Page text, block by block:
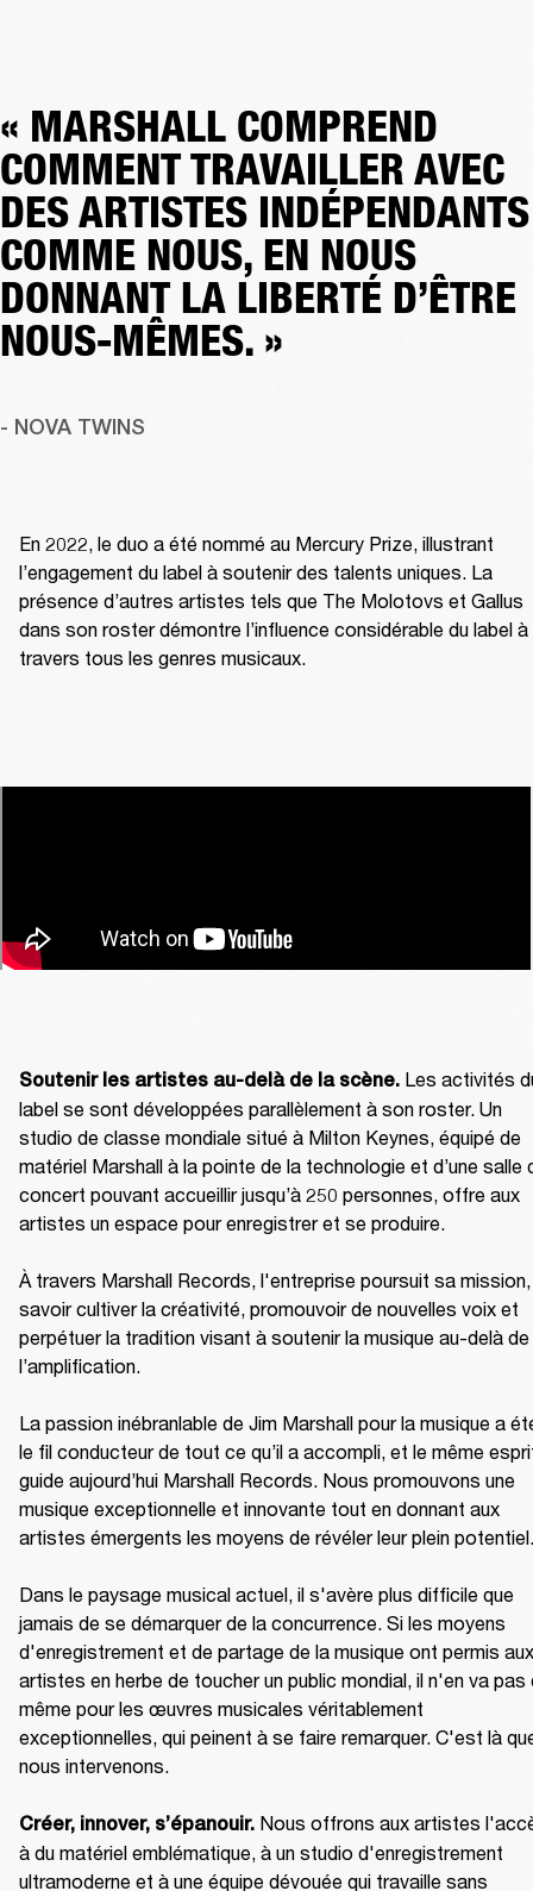
« MARSHALL COMPREND
COMMENT TRAVAILLER AVEC
DES ARTISTES INDÉPENDANTS
COMME NOUS, EN NOUS
DONNANT LA LIBERTÉ D’ÊTRE
NOUS-MÊMES. »
- NOVA TWINS
En 2022, le duo a été nommé au Mercury Prize, illustrant
l’engagement du label à soutenir des talents uniques. La
présence d’autres artistes tels que The Molotovs et Gallus
dans son roster démontre l’influence considérable du label à
travers tous les genres musicaux.
Soutenir les artistes au-delà de la scène. Les activités
label se sont développées parallèlement à son roster. Un
studio de classe mondiale situé à Milton Keynes, équipé de
matériel Marshall à la pointe de la technologie et d’une salle
concert pouvant accueillir jusqu’à 250 personnes, offre aux
artistes un espace pour enregistrer et se produire.
À travers Marshall Records, l'entreprise poursuit sa
savoir cultiver la créativité, promouvoir de nouvelles voix et
perpétuer la tradition visant à soutenir la musique au-delà de
l’amplification.
La passion inébranlable de Jim Marshall pour la musique a
le fil conducteur de tout ce qu’il a accompli, et le même
guide aujourd’hui Marshall Records. Nous promouvons une
musique exceptionnelle et innovante tout en donnant aux
artistes émergents les moyens de révéler leur plein potentiel.
Dans le paysage musical actuel, il s'avère plus difficile que
jamais de se démarquer de la concurrence. Si les moyens
d'enregistrement et de partage de la musique ont permis aux
artistes en herbe de toucher un public mondial, il n'en va pas
même pour les œuvres musicales véritablement
exceptionnelles, qui peinent à se faire remarquer. C'est là
nous intervenons.
Créer, innover, s’épanouir. Nous offrons aux artistes
à du matériel emblématique, à un studio d'enregistrement
ultramoderne et à une équipe dévouée qui travaille sans